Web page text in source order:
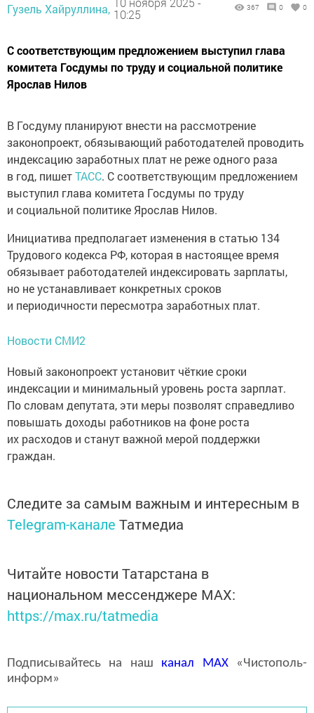
Гузель Хайруллина, 10:25
367 0 0
С соответствующим предложением выступил глава
комитета Госдумы по труду и социальной политике
Ярослав Нилов
В Госдуму планируют внести на рассмотрение
законопроект, обязывающий работодателей проводить
индексацию заработных плат не реже одного раза
в год, пишетТАСС. С соответствующим предложением
выступил глава комитета Госдумы по труду
и социальной политике Ярослав Нилов.
Инициатива предполагает изменения в статью 134
Трудового кодекса РФ, которая в настоящее время
обязывает работодателей индексировать зарплаты,
но не устанавливает конкретных сроков
и периодичности пересмотра заработных плат.
Новости СМИ2
Новый законопроект установит чёткие сроки
индексации и минимальный уровень роста зарплат.
По словам депутата, эти меры позволят справедливо
повышать доходы работников на фоне роста
их расходов и станут важной мерой поддержки
граждан.
Следите за самым важным и интересным в
Telegram-канале Татмедиа
Читайте новости Татарстана в
национальном мессенджере MАХ:
https://max.ru/tatmedia
Подписывайтесь на наш канал MAX«Чистополь-
информ»